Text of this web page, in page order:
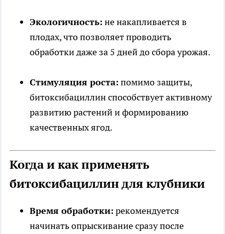
Экологичность: не накапливается в
плодах, что позволяет проводить
обработки даже за 5 дней до сбора урожая.
Стимуляция роста: помимо защиты,
битоксибациллин способствует активному
развитию растений и формированию
качественных ягод.
Когда и как применять
битоксибациллин для клубники
Время обработки: рекомендуется
начинать опрыскивание сразу после